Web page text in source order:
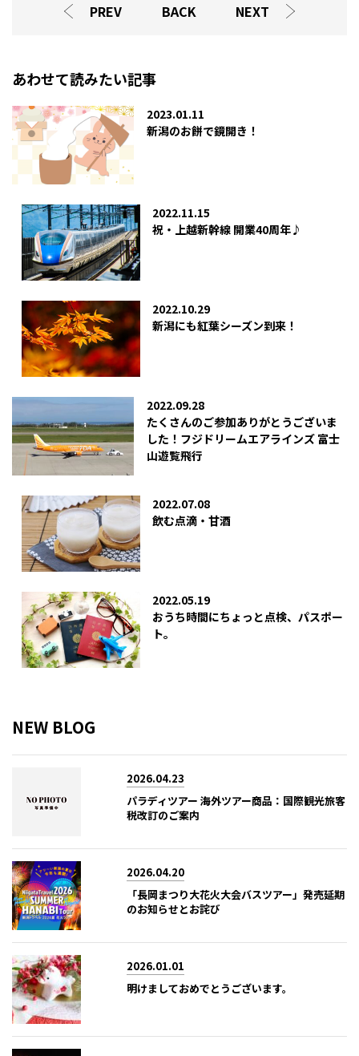
PREV BACK NEXT
あわせて読みたい記事
2023.01.11
新潟のお餅で鏡開き！
2022.11.15
祝・上越新幹線 開業40周年♪
2022.10.29
新潟にも紅葉シーズン到来！
2022.09.28
たくさんのご参加ありがとうございま
した！フジドリームエアラインズ 富士
山遊覧飛行
2022.07.08
飲む点滴・甘酒
2022.05.19
おうち時間にちょっと点検、パスポー
ト。
NEW BLOG
2026.04.23
パラディツアー 海外ツアー商品：国際観光旅客
税改訂のご案内
2026.04.20
「長岡まつり大花火大会バスツアー」発売延期
のお知らせとお詫び
2026.01.01
明けましておめでとうございます。